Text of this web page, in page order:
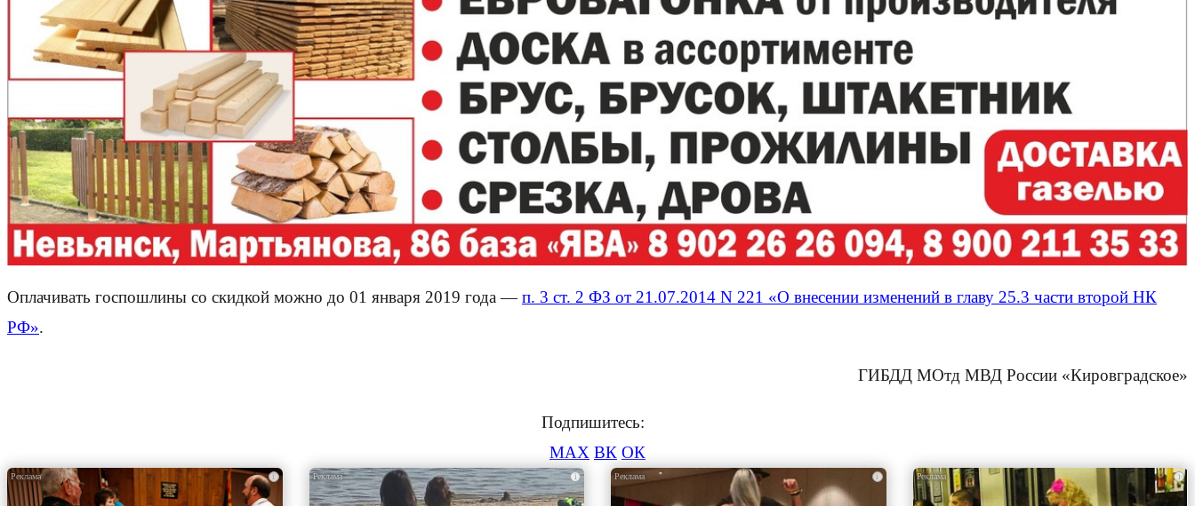
Оплачивать госпошлины со скидкой можно до 01 января 2019 года —п. 3 ст. 2 ФЗ от 21.07.2014 N 221 «О внесении изменений в главу 25.3 части второй НК
РФ».
ГИБДД МОтд МВД России «Кировградское»
Подпишитесь:
MAX ВК ОК
i i i i